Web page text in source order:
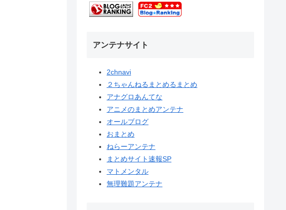
アンテナサイト
2chnavi
２ちゃんねるまとめるまとめ
アナグロあんてな
アニメのまとめアンテナ
オールブログ
おまとめ
ねらーアンテナ
まとめサイト速報SP
マトメンタル
無理難題アンテナ